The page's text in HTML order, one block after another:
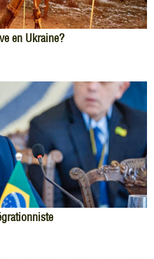
en Ukraine?